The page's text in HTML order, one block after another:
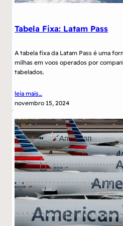
Tabela Fixa: Latam Pass
A tabela fixa da Latam Pass é uma
milhas em voos operados por
tabelados.
leia mais…
novembro 15, 2024